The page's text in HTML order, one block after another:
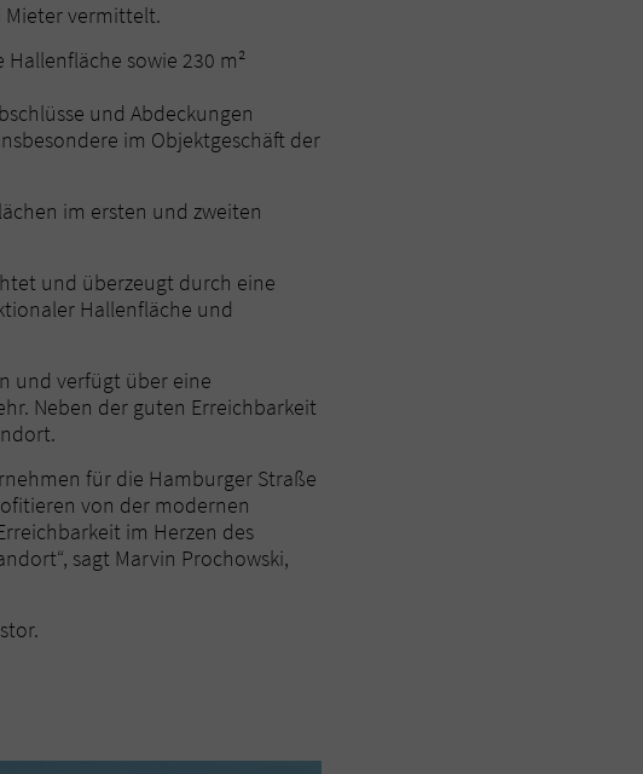
Mieter vermittelt.
sowie 230 m²
und Abdeckungen
im Objektgeschäft der
im ersten und zweiten
und überzeugt durch eine
Hallenfläche und
und verfügt über eine
Neben der guten Erreichbarkeit
für die Hamburger Straße
von der modernen
im Herzen des
sagt Marvin Prochowski,